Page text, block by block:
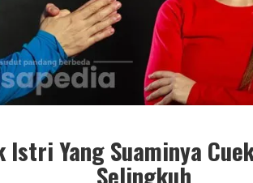
Istri Yang Suaminya
Selingkuh